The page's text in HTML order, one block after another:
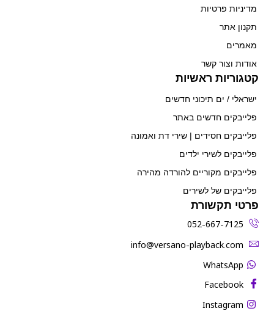
מדיניות פרטיות
תקנון אתר
מאמרים
אודות וצור קשר
קטגוריות ראשיות
ישראלי / ים תיכוני חדשים
פלייבקים חדשים באתר
פלייבקים חסידים | שירי דת ואמונה
פלייבקים לשירי ילדים
פלייבקים מקוריים להורדה מהירה
פלייבקים של לשירים
פרטי תקשורת
052-667-7125
‫info@versano-playback.com‬
WhatsApp
Facebook
Instagram